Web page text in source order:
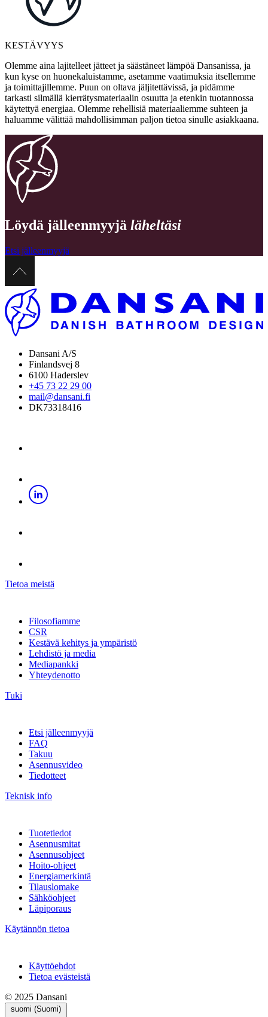
KESTÄVYYS
Olemme aina lajitelleet jätteet ja säästäneet lämpöä Dansanissa, ja
kun kyse on huonekaluistamme, asetamme vaatimuksia itsellemme
ja toimittajillemme. Puun on oltava jäljitettävissä, ja pidämme
tarkasti silmällä kierrätysmateriaalin osuutta ja etenkin tuotannossa
käytettyä energiaa. Olemme rehellisiä materiaaliemme suhteen ja
haluamme välittää mahdollisimman paljon tietoa sinulle asiakkaana.
Löydä jälleenmyyjä läheltäsi
Etsi jälleenmyyjä
Dansani A/S
Finlandsvej 8
6100 Haderslev
+45 73 22 29 00
mail@dansani.fi
DK73318416
Tietoa meistä
Filosofiamme
CSR
Kestävä kehitys ja ympäristö
Lehdistö ja media
Mediapankki
Yhteydenotto
Tuki
Etsi jälleenmyyjä
FAQ
Takuu
Asennusvideo
Tiedotteet
Teknisk info
Tuotetiedot
Asennusmitat
Asennusohjeet
Hoito-ohjeet
Energiamerkintä
Tilauslomake
Sähköohjeet
Läpiporaus
Käytännön tietoa
Käyttöehdot
Tietoa evästeistä
© 2025 Dansani
suomi (Suomi)